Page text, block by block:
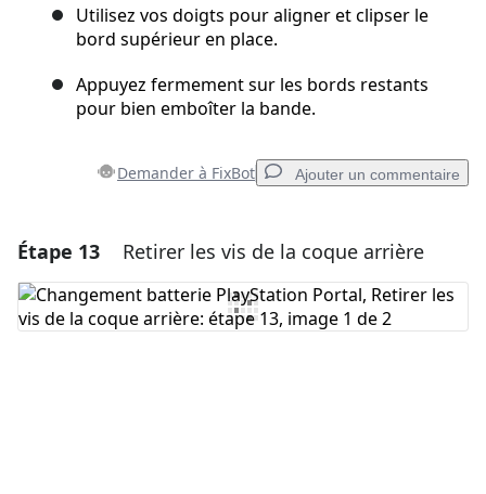
Utilisez vos doigts pour aligner et clipser le
bord supérieur en place.
Appuyez fermement sur les bords restants
pour bien emboîter la bande.
Demander à FixBot Ajouter un commentaire
Ajouter un commentaire
Ajouter un commentaire
Étape 13 Retirer les vis de la coque arrière